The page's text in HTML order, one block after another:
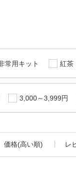
常用キット 紅茶
3,000～3,999円
価格(高い順) レ